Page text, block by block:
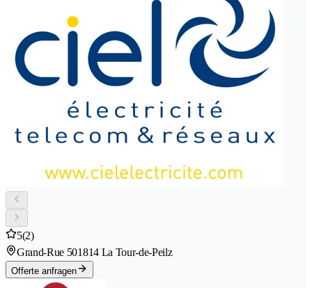
5(2)
Grand-Rue 501814 La Tour-de-Peilz
Offerte anfragen